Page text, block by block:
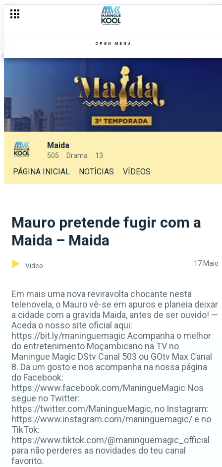
OPEN MENU
Maida
505 Drama 13
PÁGINA INICIAL NOTÍCIAS VÍDEOS
Mauro pretende fugir com a
Maida – Maida
Video 17 Maio
Em mais uma nova reviravolta chocante nesta
telenovela, o Mauro vê-se em apuros e planeia deixar
a cidade com a gravida Maida, antes de ser ouvido! —
Aceda o nosso site oficial aqui:
https://bit.ly/maninguemagic Acompanha o melhor
do entretenimento Moçambicano na TV no
Maningue Magic DStv Canal 503 ou GOtv Max Canal
8. Da um gosto e nos acompanha na nossa página
do Facebook:
https://www.facebook.com/ManingueMagic Nos
segue no Twitter:
https://twitter.com/ManingueMagic, no Instagram:
https://www.instagram.com/maninguemagic/ e no
TikTok:
https://www.tiktok.com/@maninguemagic_official
para não perderes as novidades do teu canal
favorito.